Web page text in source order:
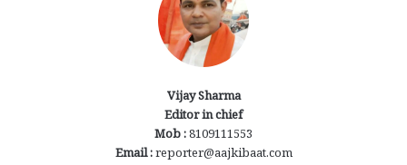
Vijay Sharma
Editor in chief
Mob :8109111553
Email :reporter@aajkibaat.com